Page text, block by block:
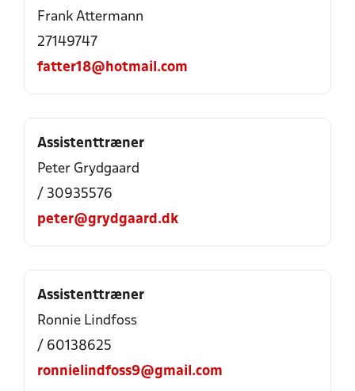
Frank Attermann
27149747
fatter18@hotmail.com
Assistenttræner
Peter Grydgaard
/ 30935576
peter@grydgaard.dk
Assistenttræner
Ronnie Lindfoss
/ 60138625
ronnielindfoss9@gmail.com